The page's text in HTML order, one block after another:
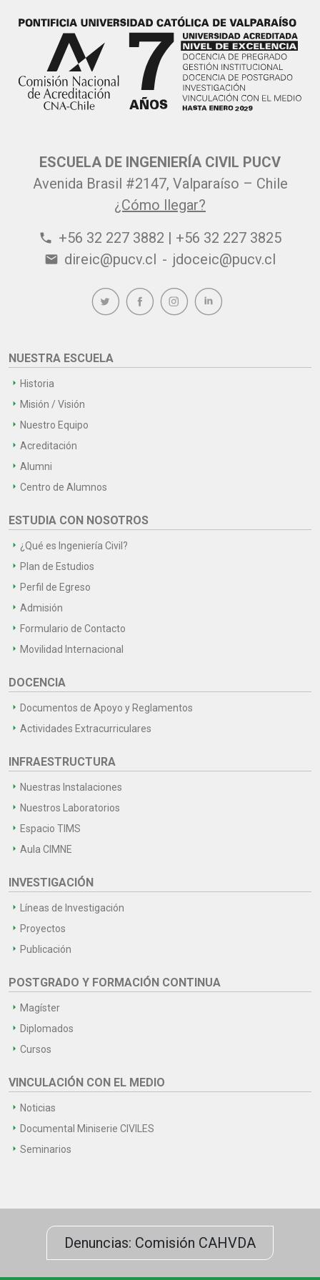
ESCUELA DE INGENIERÍA CIVIL PUCV
Avenida Brasil #2147, Valparaíso – Chile
¿Cómo llegar?
phone +56 32 227 3882 | +56 32 227 3825
email direic@pucv.cl - jdoceic@pucv.cl
NUESTRA ESCUELA
Historia
Misión / Visión
Nuestro Equipo
Acreditación
Alumni
Centro de Alumnos
ESTUDIA CON NOSOTROS
¿Qué es Ingeniería Civil?
Plan de Estudios
Perfil de Egreso
Admisión
Formulario de Contacto
Movilidad Internacional
DOCENCIA
Documentos de Apoyo y Reglamentos
Actividades Extracurriculares
INFRAESTRUCTURA
Nuestras Instalaciones
Nuestros Laboratorios
Espacio TIMS
Aula CIMNE
INVESTIGACIÓN
Líneas de Investigación
Proyectos
Publicación
POSTGRADO Y FORMACIÓN CONTINUA
Magíster
Diplomados
Cursos
VINCULACIÓN CON EL MEDIO
Noticias
Documental Miniserie CIVILES
Seminarios
Denuncias: Comisión CAHVDA